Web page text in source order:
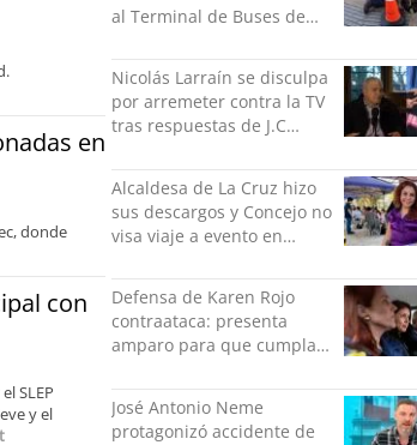
en
donde
con
SLEP
y el
al Terminal de Buses de
Nicolás Larraín se disculpa
por arremeter contra la TV
tras respuestas de J.C
Alcaldesa de La Cruz hizo
sus descargos y Concejo no
visa viaje a evento en
grabación con abuso
sexual infantil
Defensa de Karen Rojo
contraataca: presenta
amparo para que cumpla
libertad
José Antonio Neme
protagonizó accidente de